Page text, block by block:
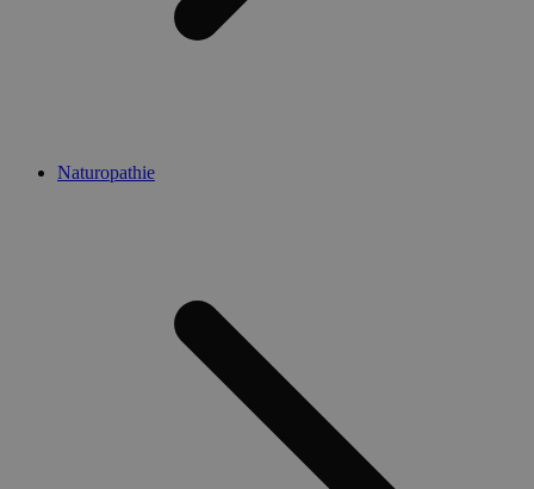
Naturopathie